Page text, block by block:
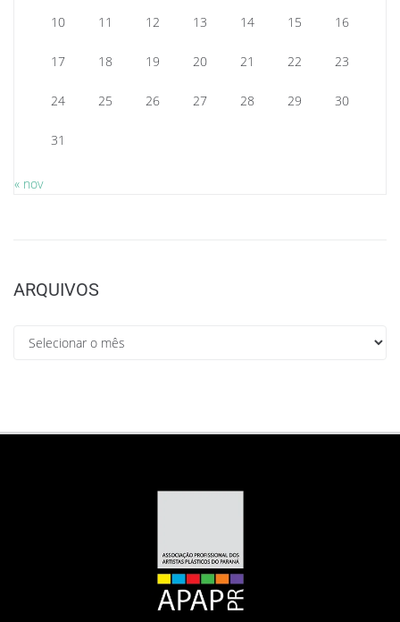
10 11 12 13 14 15 16
17 18 19 20 21 22 23
24 25 26 27 28 29 30
31
« nov
ARQUIVOS